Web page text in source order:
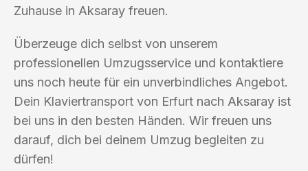
Zuhause in Aksaray freuen.
Überzeuge dich selbst von unserem
professionellen Umzugsservice und kontaktiere
uns noch heute für ein unverbindliches Angebot.
Dein Klaviertransport von Erfurt nach Aksaray ist
bei uns in den besten Händen. Wir freuen uns
darauf, dich bei deinem Umzug begleiten zu
dürfen!